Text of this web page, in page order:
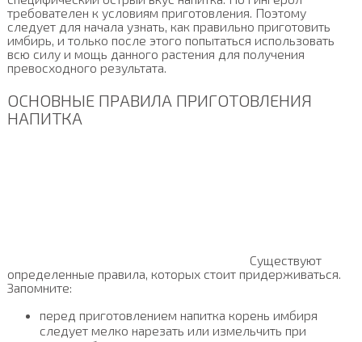
требователен к условиям приготовления. Поэтому
следует для начала узнать, как правильно приготовить
имбирь, и только после этого попытаться использовать
всю силу и мощь данного растения для получения
превосходного результата.
ОСНОВНЫЕ ПРАВИЛА ПРИГОТОВЛЕНИЯ
НАПИТКА
Существуют
определенные правила, которых стоит придерживаться.
Запомните:
перед приготовлением напитка корень имбиря
следует мелко нарезать или измельчить при